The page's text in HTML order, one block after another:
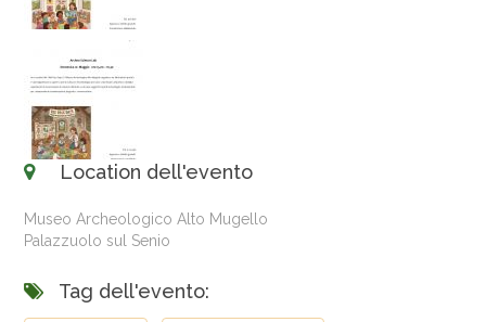
Location dell'evento
Museo Archeologico Alto Mugello
Palazzuolo sul Senio
Tag dell'evento: